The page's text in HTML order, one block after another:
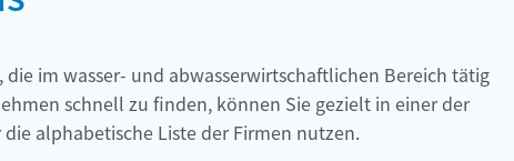
im wasser- und abwasserwirtschaftlichen Bereich tätig
schnell zu finden, können Sie gezielt in einer der
alphabetische Liste der Firmen nutzen.